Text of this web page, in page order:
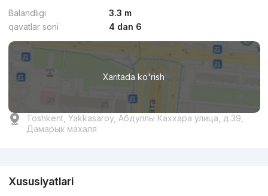
Balandligi
3.3 m
qavatlar soni
4 dan 6
Xaritada ko'rish
Toshkent, Yakkasaroy, Абдуллы Каххара улица, д.39,
Дамарык махаля
Xususiyatlari